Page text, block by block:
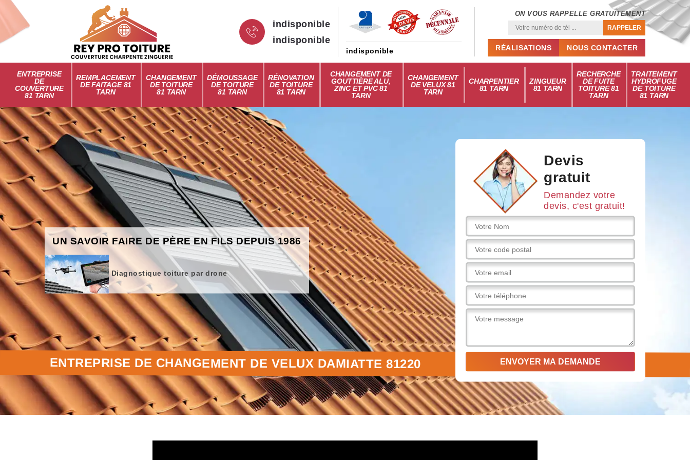
indisponible
indisponible
indisponible
ON VOUS RAPPELLE GRATUITEMENT
RÉALISATIONS NOUS CONTACTER
ENTREPRISE
DE
COUVERTURE
81 TARN
REMPLACEMENT
DE FAITAGE 81
TARN
CHANGEMENT
DE TOITURE
81 TARN
DÉMOUSSAGE
DE TOITURE
81 TARN
RÉNOVATION
DE TOITURE
81 TARN
CHANGEMENT DE
GOUTTIÈRE ALU,
ZINC ET PVC 81
TARN
CHANGEMENT
DE VELUX 81
TARN
CHARPENTIER
81 TARN
ZINGUEUR
81 TARN
RECHERCHE
DE FUITE
TOITURE 81
TARN
TRAITEMENT
HYDROFUGE
DE TOITURE
81 TARN
UN SAVOIR FAIRE DE PÈRE EN FILS DEPUIS 1986
Diagnostique toiture par drone
Devis
gratuit
Demandez votre
devis, c'est gratuit!
ENTREPRISE DE CHANGEMENT DE VELUX DAMIATTE 81220